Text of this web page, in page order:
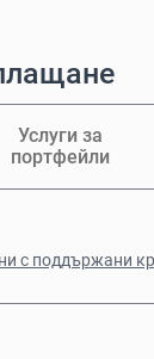
Услуги за
портфейли
с поддържани